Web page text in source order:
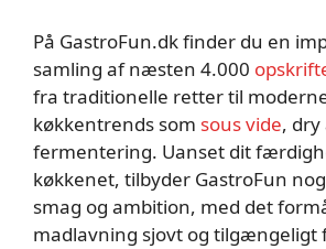
På GastroFun.dk finder du en
samling af næsten 4.000
fra traditionelle retter til
køkkentrends som sous vide, dry
fermentering. Uanset dit
køkkenet, tilbyder GastroFun
smag og ambition, med det
madlavning sjovt og tilgængeligt